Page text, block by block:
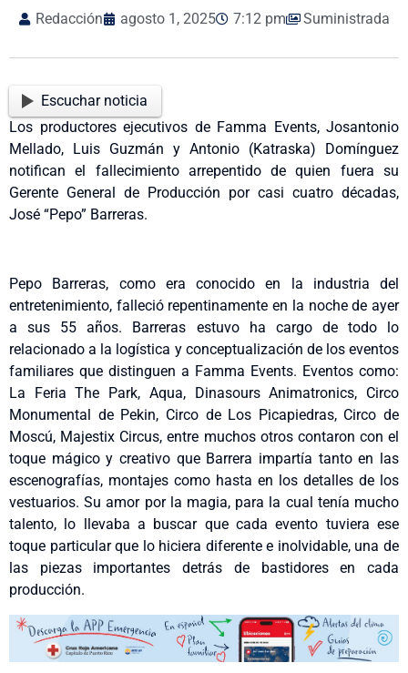
Redacción agosto 1, 2025 7:12 pm Suministrada
Escuchar noticia
Los productores ejecutivos de Famma Events, Josantonio
Mellado, Luis Guzmán y Antonio (Katraska) Domínguez
notifican el fallecimiento arrepentido de quien fuera su
Gerente General de Producción por casi cuatro décadas,
José “Pepo” Barreras.
Pepo Barreras, como era conocido en la industria del
entretenimiento, falleció repentinamente en la noche de ayer
a sus 55 años. Barreras estuvo ha cargo de todo lo
relacionado a la logística y conceptualización de los eventos
familiares que distinguen a Famma Events. Eventos como:
La Feria The Park, Aqua, Dinasours Animatronics, Circo
Monumental de Pekin, Circo de Los Picapiedras, Circo de
Moscú, Majestix Circus, entre muchos otros contaron con el
toque mágico y creativo que Barrera impartía tanto en las
escenografías, montajes como hasta en los detalles de los
vestuarios. Su amor por la magia, para la cual tenía mucho
talento, lo llevaba a buscar que cada evento tuviera ese
toque particular que lo hiciera diferente e inolvidable, una de
las piezas importantes detrás de bastidores en cada
producción.